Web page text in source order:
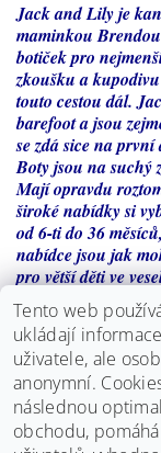
Jack and Lily je
maminkou
botiček pro
zkoušku a
touto cestou dál.
barefoot a jsou
se zdá sice na
Boty jsou na suchý
Mají opravdu
široké nabídky si
od 6-ti do 36
nabídce jsou jak
pro větší děti ve
Firma vyrábí
vystlány extra
nožky v teple. Jsou
vhodné i jako dárek.
Boty jsou vhodné
stáhnout u kotníku.
Tento web
ukládají
uživatele, ale
anonymní.
následnou
obchodu,